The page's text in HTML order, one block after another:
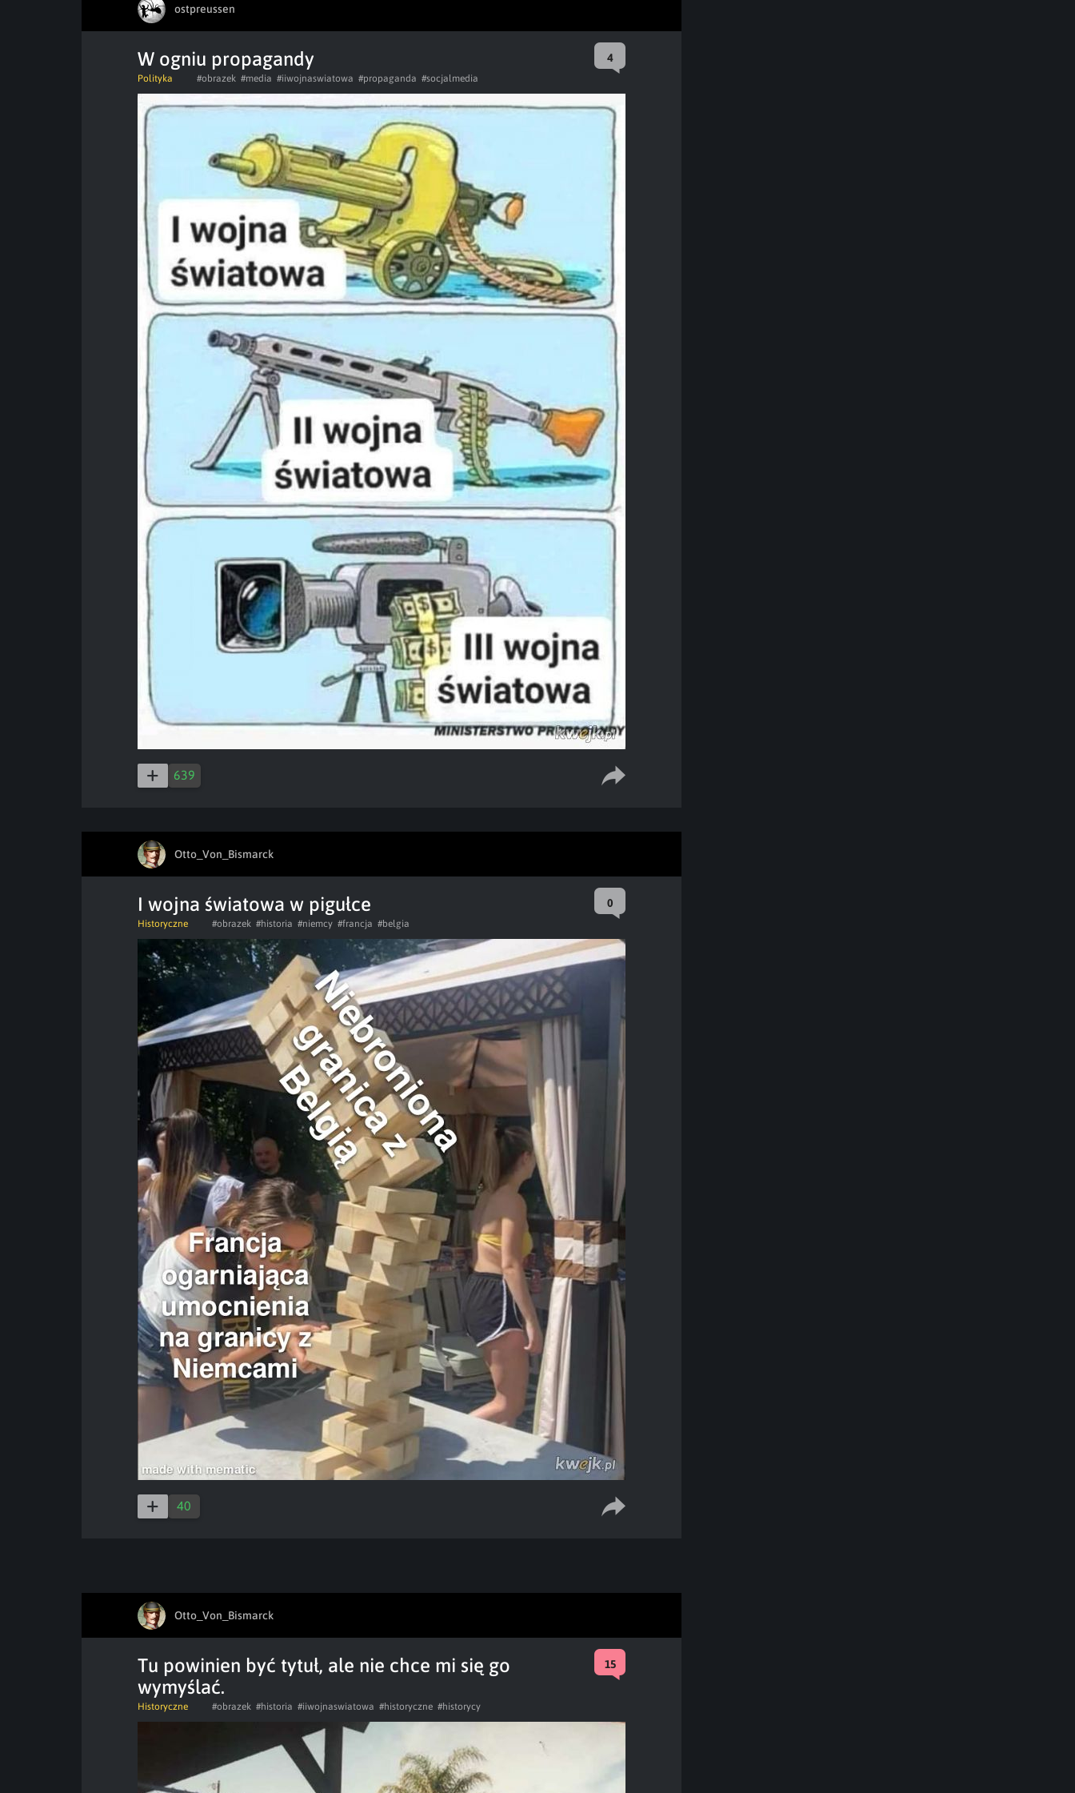
ostpreussen
W ogniu propagandy 4
Polityka #obrazek #media #iiwojnaswiatowa #propaganda #socjalmedia
639
Otto_Von_Bismarck
I wojna światowa w pigułce 0
Historyczne #obrazek #historia #niemcy #francja #belgia
40
Otto_Von_Bismarck
Tu powinien być tytuł, ale nie chce mi się go
wymyślać.
15
Historyczne #obrazek #historia #iiwojnaswiatowa #historyczne #historycy